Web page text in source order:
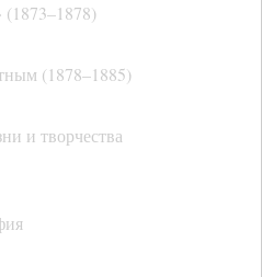
(1873–1878)
(1878–1885)
и творчества